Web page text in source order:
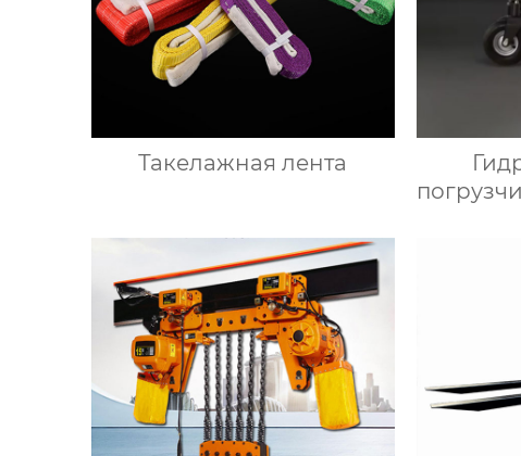
Такелажная лента